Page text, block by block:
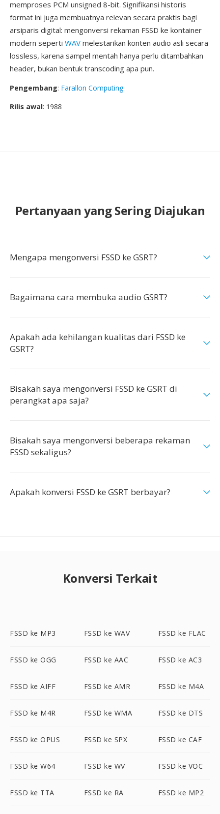
memproses PCM unsigned 8-bit. Signifikansi historis
format ini juga membuatnya relevan secara praktis bagi
arsiparis digital: mengonversi rekaman FSSD ke kontainer
modern seperti WAV melestarikan konten audio asli secara
lossless, karena sampel mentah hanya perlu ditambahkan
header, bukan bentuk transcoding apa pun.
Pengembang: Farallon Computing
Rilis awal: 1988
Pertanyaan yang Sering Diajukan
Mengapa mengonversi FSSD ke GSRT?
Bagaimana cara membuka audio GSRT?
Apakah ada kehilangan kualitas dari FSSD ke
GSRT?
Bisakah saya mengonversi FSSD ke GSRT di
perangkat apa saja?
Bisakah saya mengonversi beberapa rekaman
FSSD sekaligus?
Apakah konversi FSSD ke GSRT berbayar?
Konversi Terkait
FSSD ke MP3 FSSD ke WAV FSSD ke FLAC
FSSD ke OGG FSSD ke AAC FSSD ke AC3
FSSD ke AIFF FSSD ke AMR FSSD ke M4A
FSSD ke M4R FSSD ke WMA FSSD ke DTS
FSSD ke OPUS FSSD ke SPX FSSD ke CAF
FSSD ke W64 FSSD ke WV FSSD ke VOC
FSSD ke TTA FSSD ke RA FSSD ke MP2